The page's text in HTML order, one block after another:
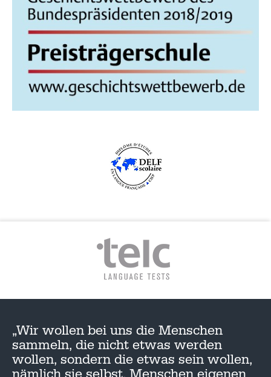
„Wir wollen bei uns die Menschen
sammeln, die nicht etwas werden
wollen, sondern die etwas sein wollen,